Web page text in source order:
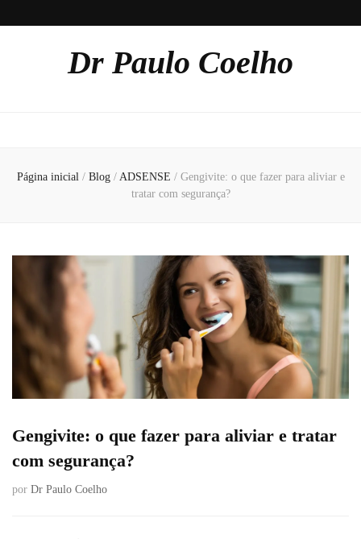
Dr Paulo Coelho
Página inicial / Blog / ADSENSE / Gengivite: o que fazer para aliviar e
tratar com segurança?
Gengivite: o que fazer para aliviar e tratar
com segurança?
por Dr Paulo Coelho